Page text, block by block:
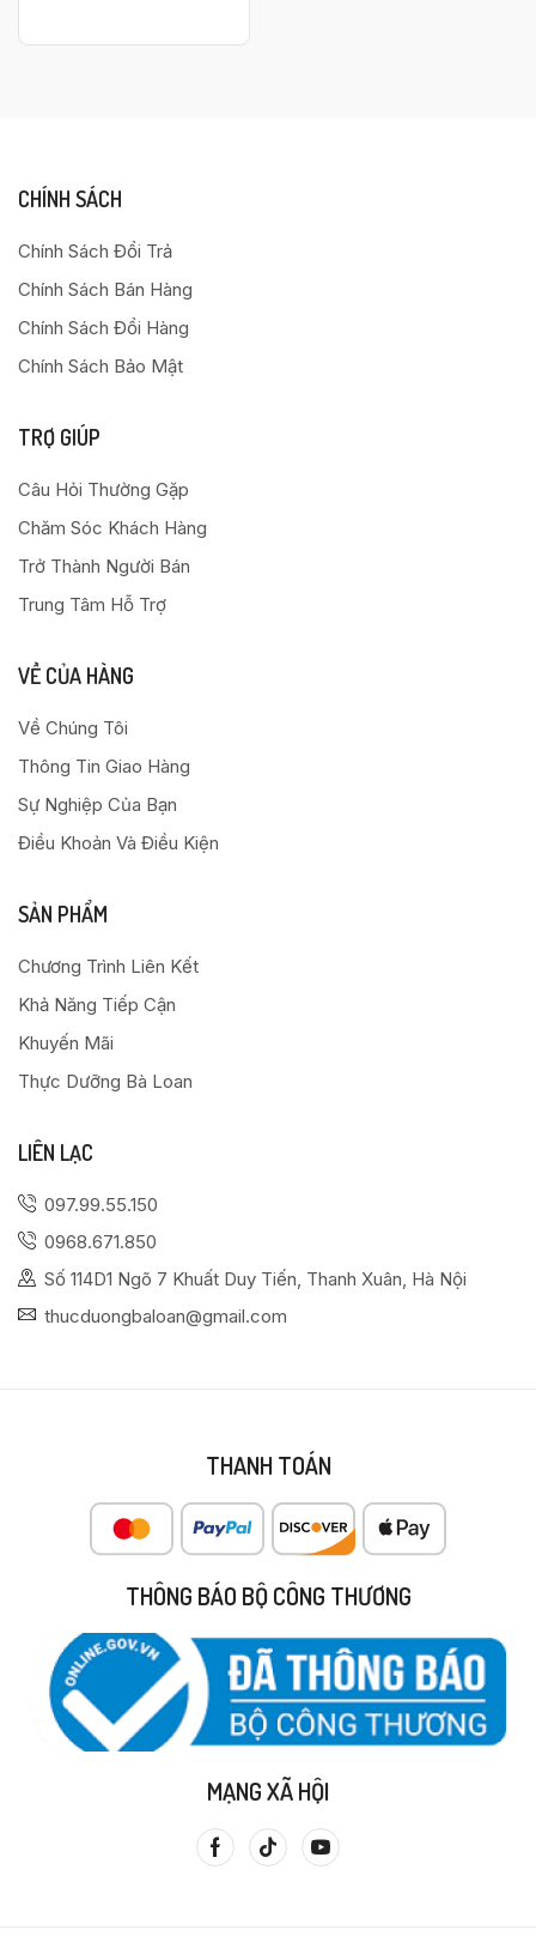
CHÍNH SÁCH
Chính Sách Đổi Trả
Chính Sách Bán Hàng
Chính Sách Đổi Hàng
Chính Sách Bảo Mật
TRỢ GIÚP
Câu Hỏi Thường Gặp
Chăm Sóc Khách Hàng
Trở Thành Người Bán
Trung Tâm Hỗ Trợ
VỀ CỦA HÀNG
Về Chúng Tôi
Thông Tin Giao Hàng
Sự Nghiệp Của Bạn
Điều Khoản Và Điều Kiện
SẢN PHẨM
Chương Trình Liên Kết
Khả Năng Tiếp Cận
Khuyến Mãi
Thực Dưỡng Bà Loan
LIÊN LẠC
097.99.55.150
0968.671.850
Số 114D1 Ngõ 7 Khuất Duy Tiến, Thanh Xuân, Hà Nội
thucduongbaloan@gmail.com
THANH TOÁN
THÔNG BÁO BỘ CÔNG THƯƠNG
MẠNG XÃ HỘI